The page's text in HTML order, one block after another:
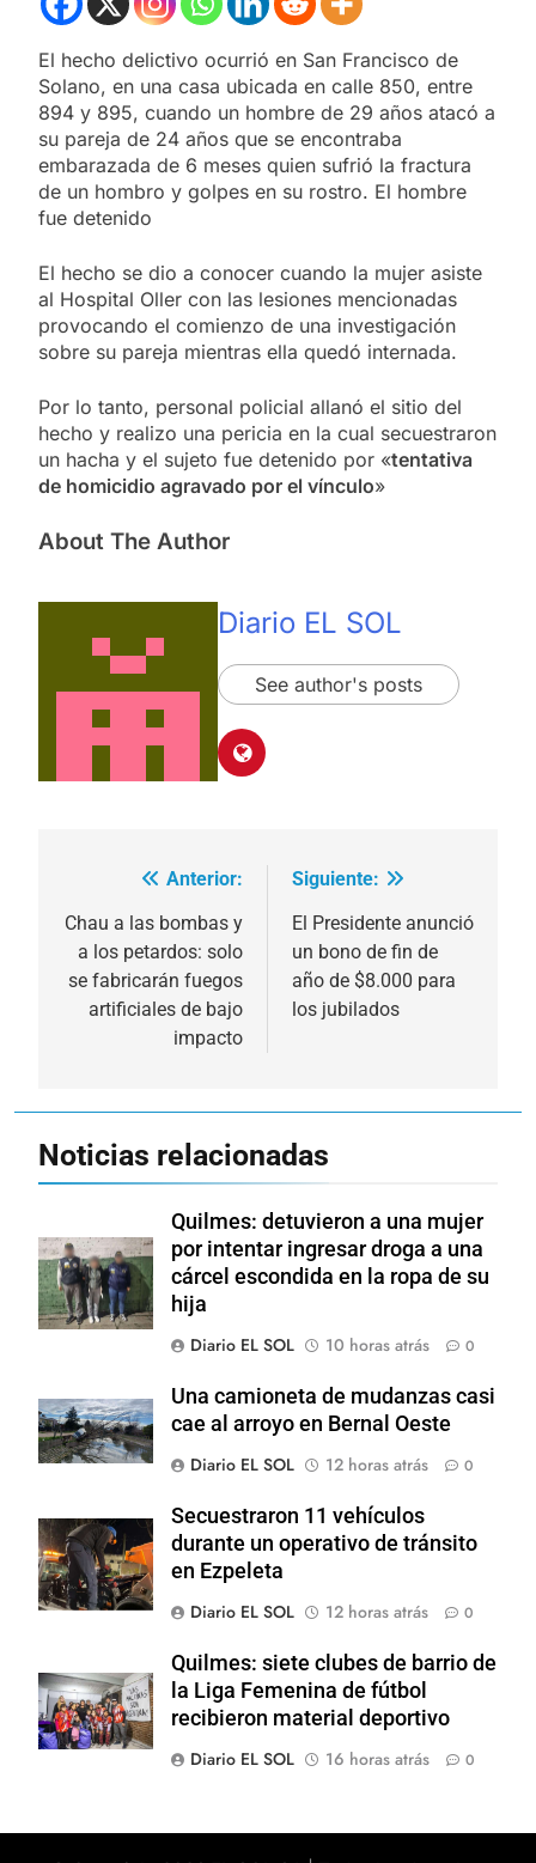
El hecho delictivo ocurrió en San Francisco de
Solano, en una casa ubicada en calle 850, entre
894 y 895, cuando un hombre de 29 años atacó a
su pareja de 24 años que se encontraba
embarazada de 6 meses quien sufrió la fractura
de un hombro y golpes en su rostro. El hombre
fue detenido
El hecho se dio a conocer cuando la mujer asiste
al Hospital Oller con las lesiones mencionadas
provocando el comienzo de una investigación
sobre su pareja mientras ella quedó internada.
Por lo tanto, personal policial allanó el sitio del
hecho y realizo una pericia en la cual secuestraron
un hacha y el sujeto fue detenido por «tentativa
de homicidio agravado por el vínculo»
About The Author
Diario EL SOL
See author's posts
Navegación
de
entradas
Anterior:
Chau a las bombas y
a los petardos: solo
se fabricarán fuegos
artificiales de bajo
impacto
Siguiente:
El Presidente anunció
un bono de fin de
año de $8.000 para
los jubilados
Noticias relacionadas
Quilmes: detuvieron a una mujer
por intentar ingresar droga a una
cárcel escondida en la ropa de su
hija
Diario EL SOL
10 horas atrás 0
Una camioneta de mudanzas casi
cae al arroyo en Bernal Oeste
Diario EL SOL
12 horas atrás 0
Secuestraron 11 vehículos
durante un operativo de tránsito
en Ezpeleta
Diario EL SOL
12 horas atrás 0
Quilmes: siete clubes de barrio de
la Liga Femenina de fútbol
recibieron material deportivo
Diario EL SOL
16 horas atrás 0